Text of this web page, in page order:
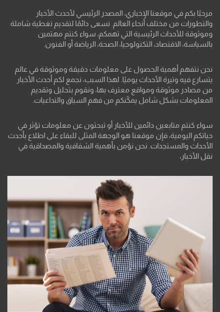
مرحبًا بكم في موقعنا الإخباري، المصدر الرئيسي لأحدث الأخبار
والتطورات من مختلف أنحاء العالم. نسعى دائمًا لتقديم تغطية شاملة
وموثوقة للأحداث الرئيسية التي تهمكم، سواء كنتم مهتمين
بالسياسة، الاقتصاد، التكنولوجيا، الصحة، الرياضة أو الفنون.
نحن نتفهم أهمية الحصول على معلومات دقيقة وموثوقة في عالم
يتسارع فيه وتيرة الأحداث يوميًا. لهذا السبب، نجمع لكم أحدث الأخبار
من مصادر موثوقة ومواقع معترف بها، ونقوم بتحليل وتقديم
المعلومات بشكل شامل يمكّنكم من فهم السياق والتداعيات.
سواء كنتم متابعين دائمين للأخبار أو تبحثون عن معلومات تؤثر في
حياتكم اليومية، فإن موقعنا هو الوجهة المثلى للبقاء على اطلاع بأحدث
الأحداث والمستجدات. نحن نؤمن بأهمية الشفافية والمصداقية في
نقل الأخبار،